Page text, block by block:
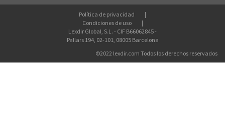
Política de privacidad
Condiciones de uso
Lexdir Global, S.L. - CIF B66062845 -
Pallars 194, 02-101, 08005 Barcelona
©2022 lexdir.com Todos los derechos reservados